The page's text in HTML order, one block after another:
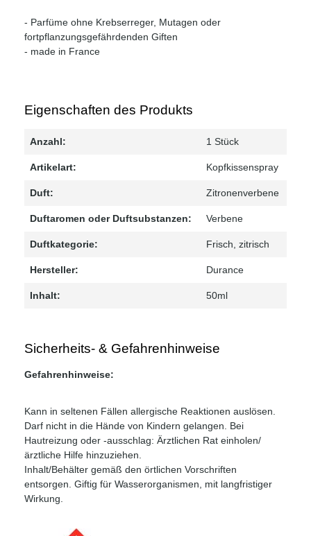
- Parfüme ohne Krebserreger, Mutagen oder
fortpflanzungsgefährdenden Giften
- made in France
Eigenschaften des Produkts
Anzahl: 1 Stück
Artikelart: Kopfkissenspray
Duft: Zitronenverbene
Duftaromen oder Duftsubstanzen: Verbene
Duftkategorie: Frisch , zitrisch
Hersteller: Durance
Inhalt: 50ml
Sicherheits- & Gefahrenhinweise
Gefahrenhinweise:
Kann in seltenen Fällen allergische Reaktionen auslösen.
Darf nicht in die Hände von Kindern gelangen. Bei
Hautreizung oder -ausschlag: Ärztlichen Rat einholen/
ärztliche Hilfe hinzuziehen.
Inhalt/Behälter gemäß den örtlichen Vorschriften
entsorgen. Giftig für Wasserorganismen, mit langfristiger
Wirkung.